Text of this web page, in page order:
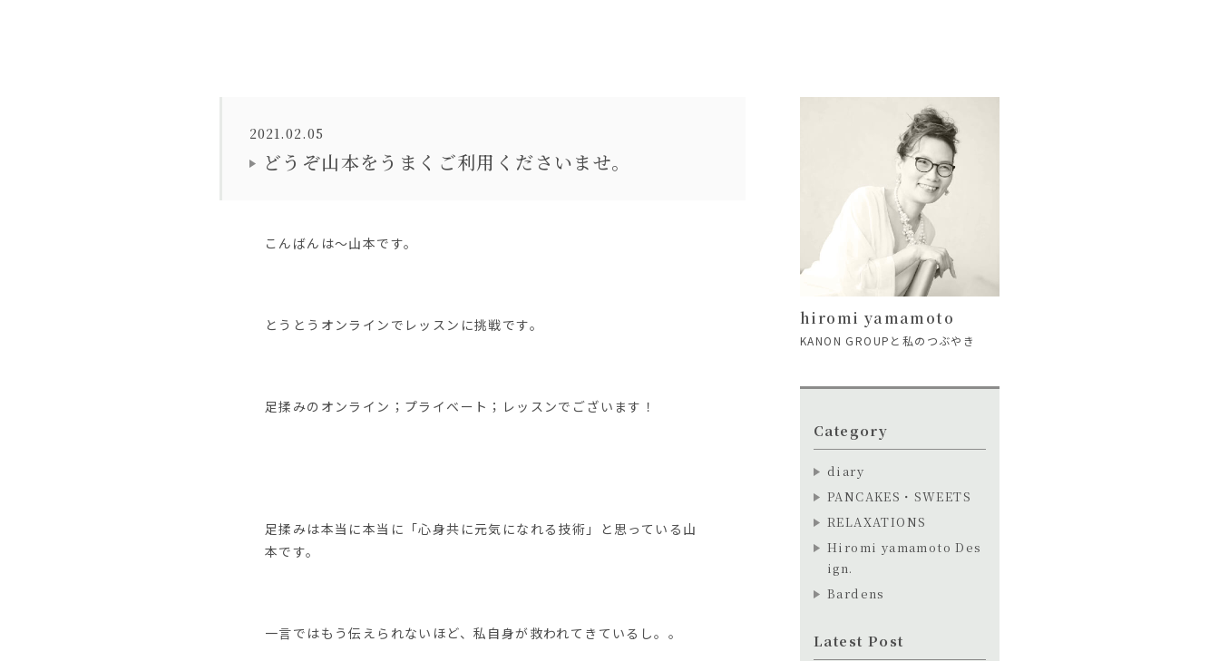
2021.02.05
どうぞ山本をうまくご利用くださいませ。
こんばんは〜山本です。
とうとうオンラインでレッスンに挑戦です。
足揉みのオンライン；プライベート；レッスンでございます！
足揉みは本当に本当に「心身共に元気になれる技術」と思っている山
本です。
一言ではもう伝えられないほど、私自身が救われてきているし。。
hiromi yamamoto
KANON GROUPと私のつぶやき
Category
diary
PANCAKES・SWEETS
RELAXATIONS
Hiromi yamamoto Des
ign.
Bardens
Latest Post